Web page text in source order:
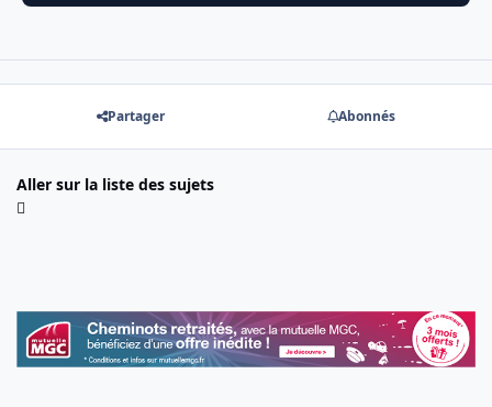
Partager Abonnés
Aller sur la liste des sujets